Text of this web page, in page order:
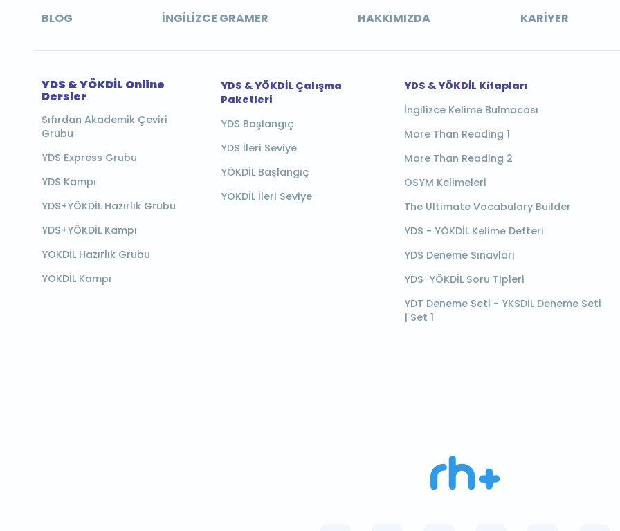
BLOG İNGILIZCE GRAMER HAKKIMIZDA KARIYER
YDS & YÖKDİL Online
Dersler
Sıfırdan Akademik Çeviri
Grubu
YDS Express Grubu
YDS Kampı
YDS+YÖKDİL Hazırlık Grubu
YDS+YÖKDİL Kampı
YÖKDİL Hazırlık Grubu
YÖKDİL Kampı
YDS & YÖKDİL Çalışma
Paketleri
YDS Başlangıç
YDS İleri Seviye
YÖKDİL Başlangıç
YÖKDİL İleri Seviye
YDS & YÖKDİL Kitapları
İngilizce Kelime Bulmacası
More Than Reading 1
More Than Reading 2
ÖSYM Kelimeleri
The Ultimate Vocabulary Builder
YDS - YÖKDİL Kelime Defteri
YDS Deneme Sınavları
YDS-YÖKDİL Soru Tipleri
YDT Deneme Seti - YKSDİL Deneme Seti
| Set 1